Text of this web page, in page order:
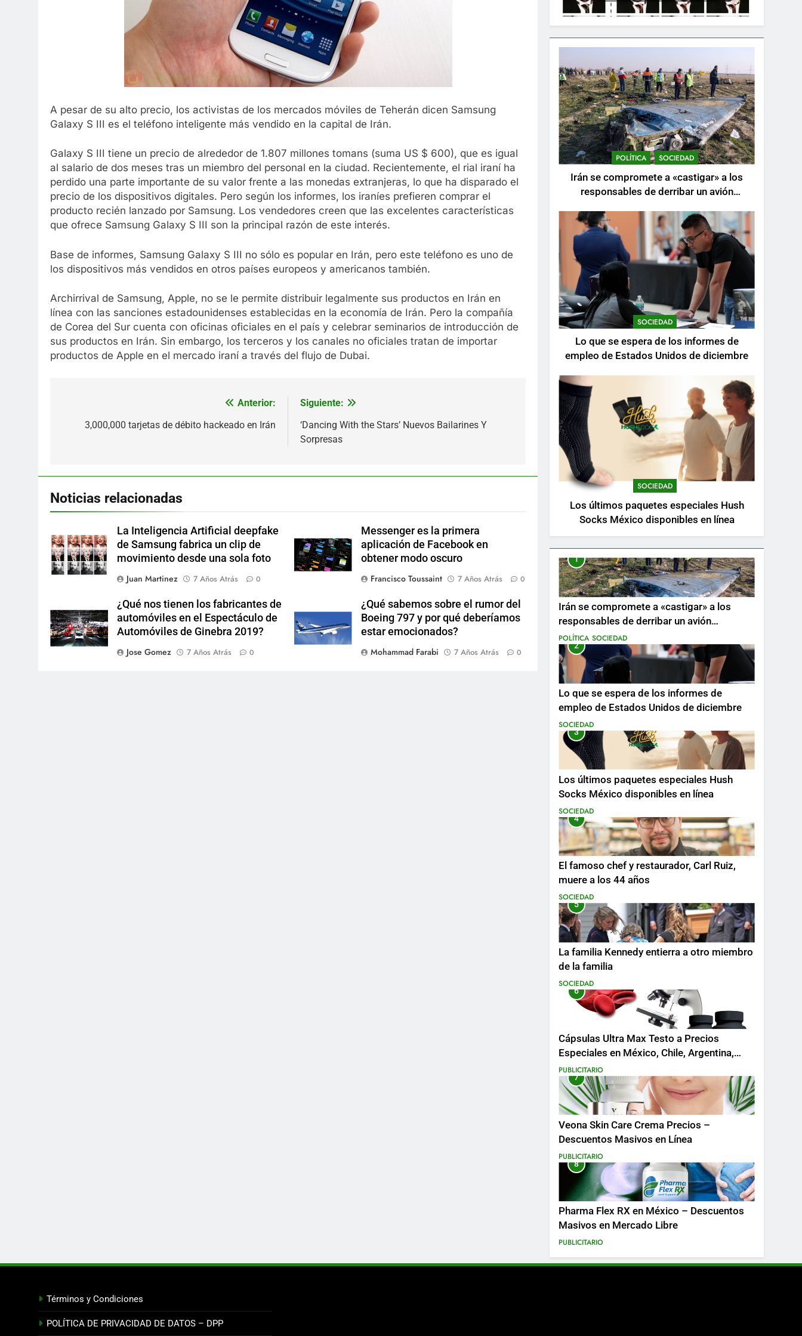
A pesar de su alto precio, los activistas de los mercados móviles de Teherán dicen Samsung
Galaxy S III es el teléfono inteligente más vendido en la capital de Irán.
Galaxy S III tiene un precio de alrededor de 1.807 millones tomans (suma US $ 600), que es igual
al salario de dos meses tras un miembro del personal en la ciudad. Recientemente, el rial iraní ha
perdido una parte importante de su valor frente a las monedas extranjeras, lo que ha disparado el
precio de los dispositivos digitales. Pero según los informes, los iraníes prefieren comprar el
producto recién lanzado por Samsung. Los vendedores creen que las excelentes características
que ofrece Samsung Galaxy S III son la principal razón de este interés.
Base de informes, Samsung Galaxy S III no sólo es popular en Irán, pero este teléfono es uno de
los dispositivos más vendidos en otros países europeos y americanos también.
Archirrival de Samsung, Apple, no se le permite distribuir legalmente sus productos en Irán en
línea con las sanciones estadounidenses establecidas en la economía de Irán. Pero la compañía
de Corea del Sur cuenta con oficinas oficiales en el país y celebrar seminarios de introducción de
sus productos en Irán. Sin embargo, los terceros y los canales no oficiales tratan de importar
productos de Apple en el mercado iraní a través del flujo de Dubai.
Anterior:
3,000,000 tarjetas de débito hackeado en Irán
Siguiente:
‘Dancing With the Stars’ Nuevos Bailarines Y
Sorpresas
Noticias relacionadas
La Inteligencia Artificial deepfake
de Samsung fabrica un clip de
movimiento desde una sola foto
Juan Martinez
7 Años Atrás 0
Messenger es la primera
aplicación de Facebook en
obtener modo oscuro
Francisco Toussaint
7 Años Atrás 0
¿Qué nos tienen los fabricantes de
automóviles en el Espectáculo de
Automóviles de Ginebra 2019?
Jose Gomez
7 Años Atrás 0
¿Qué sabemos sobre el rumor del
Boeing 797 y por qué deberíamos
estar emocionados?
Mohammad Farabi
7 Años Atrás 0
POLÍTICA SOCIEDAD
Irán se compromete a «castigar» a los
responsables de derribar un avión
SOCIEDAD
Lo que se espera de los informes de
empleo de Estados Unidos de diciembre
SOCIEDAD
Los últimos paquetes especiales Hush
Socks México disponibles en línea
1
Irán se compromete a «castigar» a los
responsables de derribar un avión
ucraniano mientras se realizan arrestos
POLÍTICA SOCIEDAD
2
Lo que se espera de los informes de
empleo de Estados Unidos de diciembre
SOCIEDAD
3
Los últimos paquetes especiales Hush
Socks México disponibles en línea
SOCIEDAD
4
El famoso chef y restaurador, Carl Ruiz,
muere a los 44 años
SOCIEDAD
5
La familia Kennedy entierra a otro miembro
de la familia
SOCIEDAD
6
Cápsulas Ultra Max Testo a Precios
Especiales en México, Chile, Argentina,
Colombia, Perú , Ecuador, Costa Rica y
Más
PUBLICITARIO
7
Veona Skin Care Crema Precios –
Descuentos Masivos en Línea
PUBLICITARIO
8
Pharma Flex RX en México – Descuentos
Masivos en Mercado Libre
PUBLICITARIO
Términos y Condiciones
POLÍTICA DE PRIVACIDAD DE DATOS – DPP